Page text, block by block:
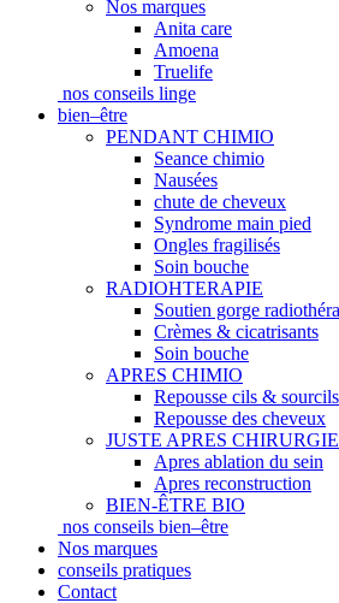
Nos marques
Anita care
Amoena
Truelife
nos conseils linge
bien–être
PENDANT CHIMIO
Seance chimio
Nausées
chute de cheveux
Syndrome main pied
Ongles fragilisés
Soin bouche
RADIOHTERAPIE
Soutien gorge
Crèmes & cicatrisants
Soin bouche
APRES CHIMIO
Repousse cils & sourcils
Repousse des cheveux
JUSTE APRES CHIRURGIE
Apres ablation du sein
Apres reconstruction
BIEN-ÊTRE BIO
nos conseils bien–être
Nos marques
conseils pratiques
Contact